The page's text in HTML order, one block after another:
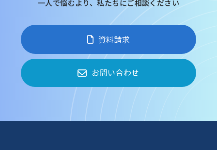
一人で悩むより、私たちにご相談ください
資料請求
お問い合わせ